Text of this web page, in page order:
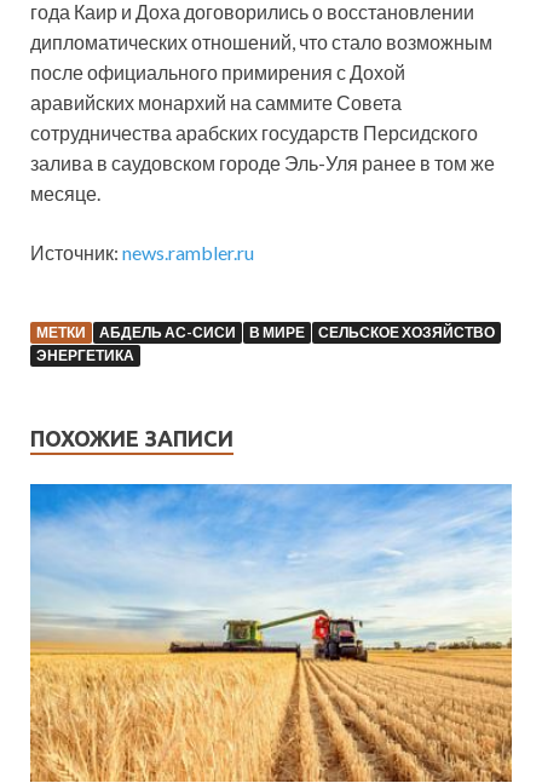
года Каир и Доха договорились о восстановлении
дипломатических отношений, что стало возможным
после официального примирения с Дохой
аравийских монархий на саммите Совета
сотрудничества арабских государств Персидского
залива в саудовском городе Эль-Уля ранее в том же
месяце.
Источник: news.rambler.ru
МЕТКИ АБДЕЛЬ АС-СИСИ В МИРЕ
СЕЛЬСКОЕ ХОЗЯЙСТВО
ЭНЕРГЕТИКА
ПОХОЖИЕ ЗАПИСИ